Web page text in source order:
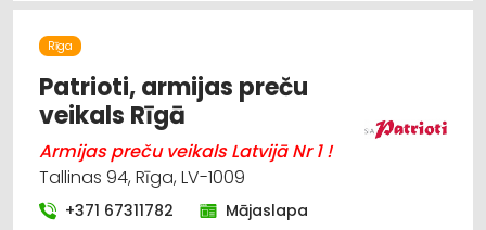
APĢĒRBI: RŪPNIECISKĀ RAŽOŠANA, ŠŪŠANA
Rīga
Patrioti, armijas preču
veikals Rīgā
Armijas preču veikals Latvijā Nr 1 !
Tallinas 94, Rīga, LV-1009
+371 67311782 Mājaslapa